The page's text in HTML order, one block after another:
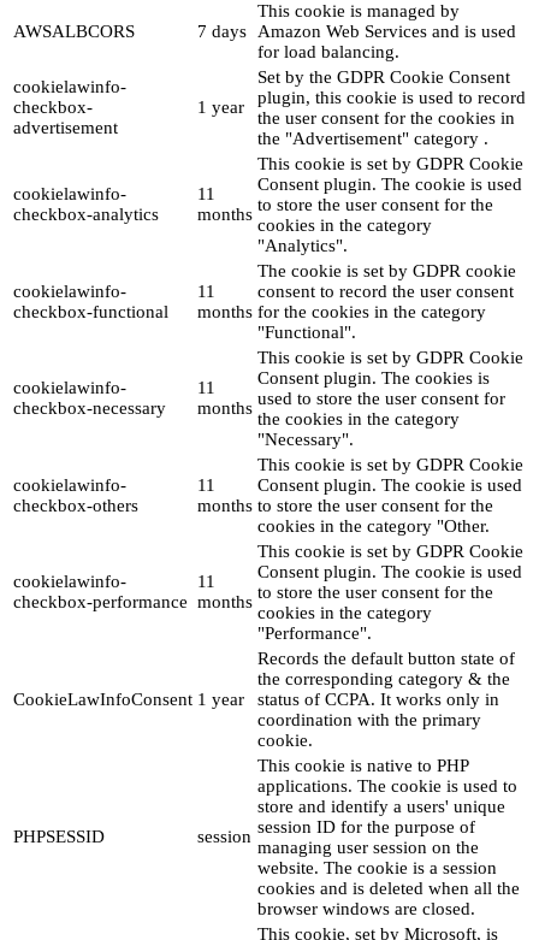
AWSALBCORS 7 days
This cookie is managed by
Amazon Web Services and is used
for load balancing.
cookielawinfo-
checkbox-
advertisement
1 year
Set by the GDPR Cookie Consent
plugin, this cookie is used to record
the user consent for the cookies in
the "Advertisement" category .
cookielawinfo-
checkbox-analytics
11
months
This cookie is set by GDPR Cookie
Consent plugin. The cookie is used
to store the user consent for the
cookies in the category
"Analytics".
cookielawinfo-
checkbox-functional
11
months
The cookie is set by GDPR cookie
consent to record the user consent
for the cookies in the category
"Functional".
cookielawinfo-
checkbox-necessary
11
months
This cookie is set by GDPR Cookie
Consent plugin. The cookies is
used to store the user consent for
the cookies in the category
"Necessary".
cookielawinfo-
checkbox-others
11
months
This cookie is set by GDPR Cookie
Consent plugin. The cookie is used
to store the user consent for the
cookies in the category "Other.
cookielawinfo-
checkbox-performance
11
months
This cookie is set by GDPR Cookie
Consent plugin. The cookie is used
to store the user consent for the
cookies in the category
"Performance".
CookieLawInfoConsent 1 year
Records the default button state of
the corresponding category & the
status of CCPA. It works only in
coordination with the primary
cookie.
PHPSESSID session
This cookie is native to PHP
applications. The cookie is used to
store and identify a users' unique
session ID for the purpose of
managing user session on the
website. The cookie is a session
cookies and is deleted when all the
browser windows are closed.
This cookie, set by Microsoft, is